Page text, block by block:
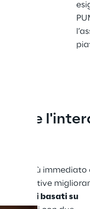
più immediato
operative
agenti basati su